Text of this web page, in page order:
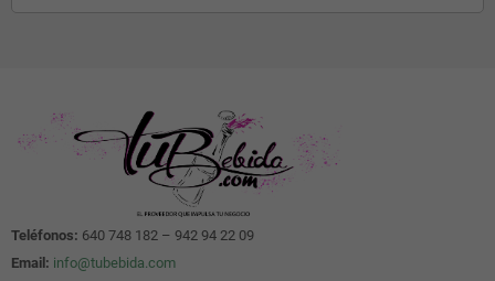
Teléfonos: 640 748 182 – 942 94 22 09
Email: info@tubebida.com